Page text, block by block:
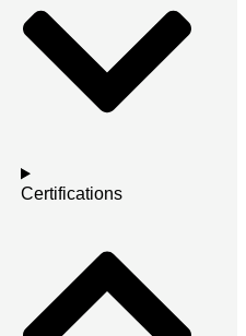
Certifications